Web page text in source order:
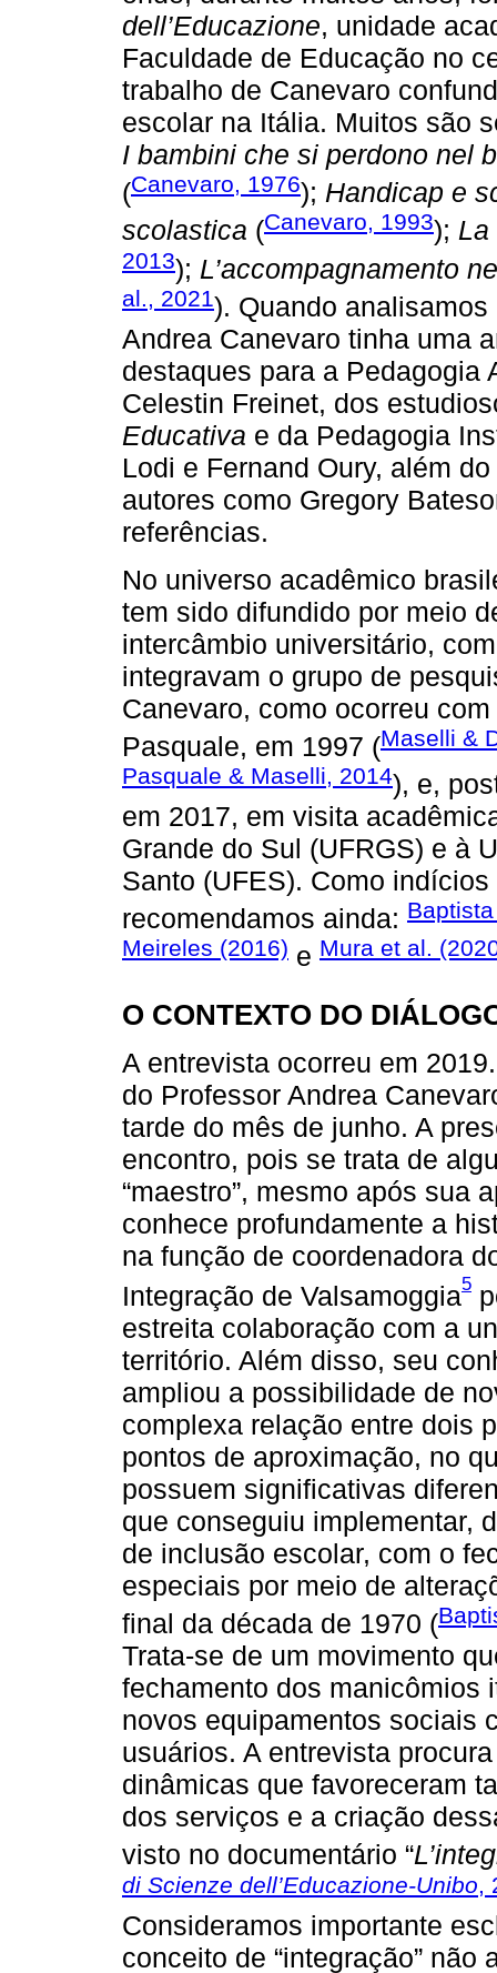
dell’Educazione, unidade
Faculdade de Educação no
trabalho de Canevaro
escolar na Itália. Muitos são
I bambini che si perdono nel
(Canevaro, 1976); Handicap e
scolastica (Canevaro, 1993); La
2013); L’accompagnamento
al., 2021). Quando
Andrea Canevaro tinha uma
destaques para a Pedagogia
Celestin Freinet, dos
Educativa e da Pedagogia
Lodi e Fernand Oury, além
autores como Gregory
referências.
No universo acadêmico
tem sido difundido por meio
intercâmbio universitário,
integravam o grupo de
Canevaro, como ocorreu
Pasquale, em 1997 (Maselli &
Pasquale & Maselli, 2014), e,
em 2017, em visita
Grande do Sul (UFRGS) e à
Santo (UFES). Como
recomendamos ainda:
Meireles (2016) e Mura et al.
O CONTEXTO DO
A entrevista ocorreu em
do Professor Andrea
tarde do mês de junho. A
encontro, pois se trata de
“maestro”, mesmo após sua
conhece profundamente a
na função de coordenadora
Integração de Valsamoggia5
estreita colaboração com a
território. Além disso, seu
ampliou a possibilidade de
complexa relação entre dois
pontos de aproximação, no
possuem significativas
que conseguiu implementar,
de inclusão escolar, com o
especiais por meio de
final da década de 1970 (
Trata-se de um movimento
fechamento dos manicômios
novos equipamentos sociais
usuários. A entrevista
dinâmicas que favoreceram
dos serviços e a criação
visto no documentário “
di Scienze dell’Educazione-Unibo,
Consideramos importante
conceito de “integração”